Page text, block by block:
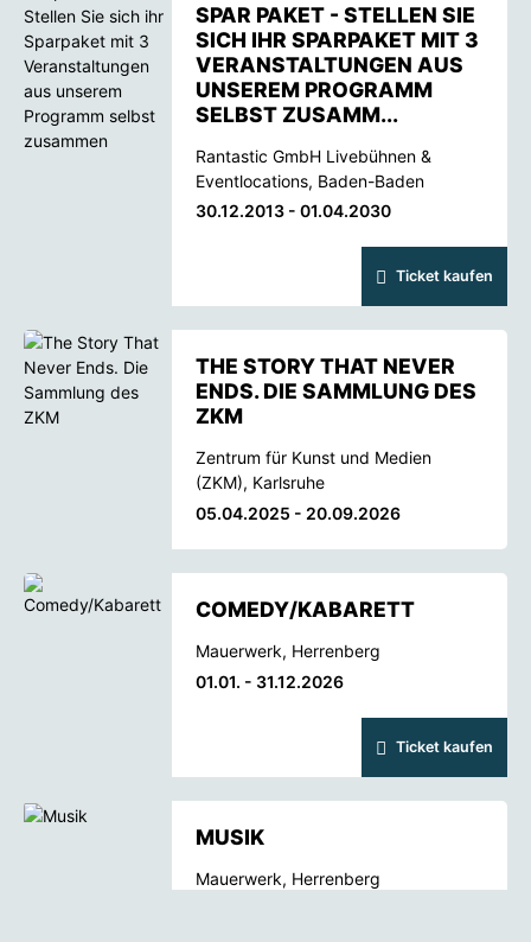
SPAR PAKET - STELLEN SIE
SICH IHR SPARPAKET MIT 3
VERANSTALTUNGEN AUS
UNSEREM PROGRAMM
SELBST ZUSAMM...
Rantastic GmbH Livebühnen &
Eventlocations, Baden-Baden
30.12.2013 - 01.04.2030
Ticket kaufen
THE STORY THAT NEVER
ENDS. DIE SAMMLUNG DES
ZKM
Zentrum für Kunst und Medien
(ZKM), Karlsruhe
05.04.2025 - 20.09.2026
COMEDY/KABARETT
Mauerwerk, Herrenberg
01.01. - 31.12.2026
Ticket kaufen
MUSIK
Mauerwerk, Herrenberg